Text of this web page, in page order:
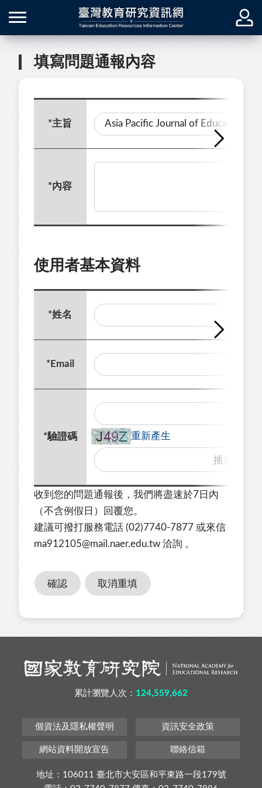
填寫問題通報內容
*主旨
*內容
使用者基本資料
*姓名
*Email
*驗證碼
重新產生
播
放
驗
證
碼
收到您的問題通報後，我們將盡速於7日內
（不含例假日）回覆您。
建議可撥打服務電話 (02)7740-7877 或來信
ma912105@mail.naer.edu.tw 洽詢 。
累計瀏覽人次： 124,559,662
個資法及隱私權聲明 資訊安全政策
網站資料開放宣告 聯絡信箱
地址：106011 臺北市大安區和平東路一段179號